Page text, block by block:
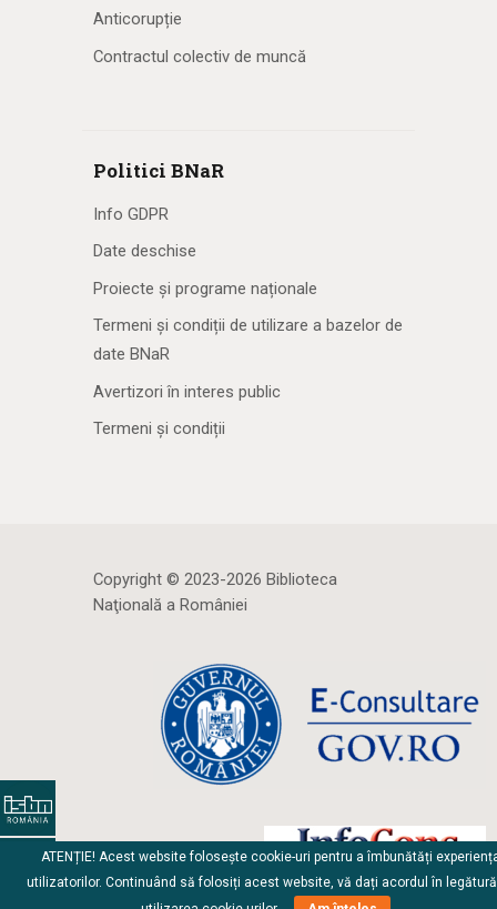
Anticorupție
Contractul colectiv de muncă
Politici BNaR
Info GDPR
Date deschise
Proiecte și programe naționale
Termeni și condiții de utilizare a bazelor de
date BNaR
Avertizori în interes public
Termeni și condiții
Copyright © 2023-2026 Biblioteca
Naţională a României
ATENȚIE! Acest website folosește cookie-uri pentru a îmbunătăți
utilizatorilor. Continuând să folosiți acest website, vă dați acordul în